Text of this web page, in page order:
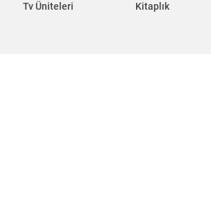
Tv Üniteleri Kitaplık